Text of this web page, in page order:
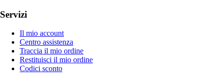
Servizi
Il mio account
Centro assistenza
Traccia il mio ordine
Restituisci il mio ordine
Codici sconto